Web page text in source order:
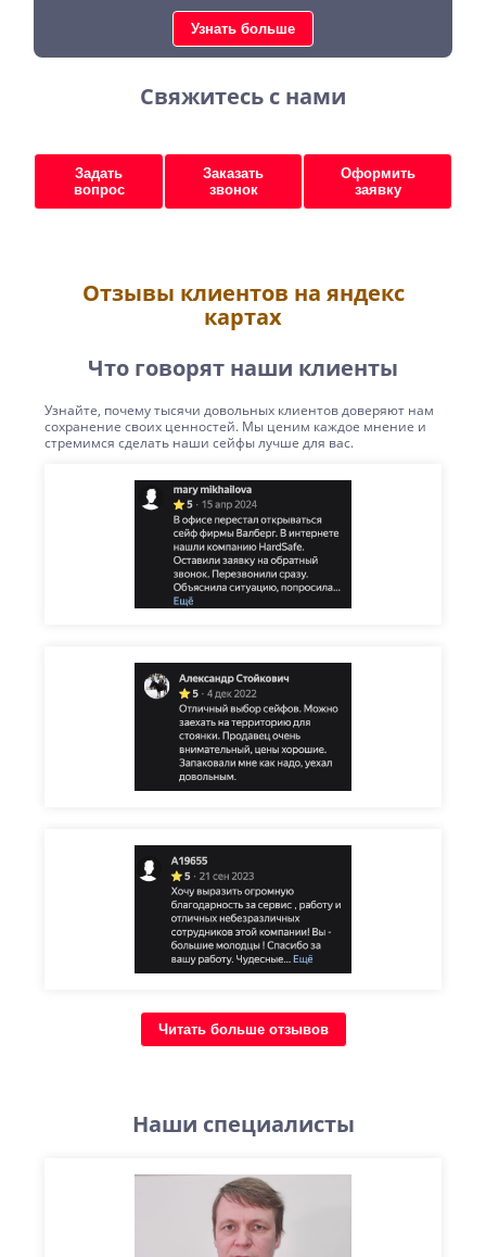
Узнать больше
Свяжитесь с нами
Задать
вопрос
Заказать
звонок
Оформить
заявку
Отзывы клиентов на яндекс
картах
Что говорят наши клиенты
Узнайте, почему тысячи довольных клиентов доверяют нам
сохранение своих ценностей. Мы ценим каждое мнение и
стремимся сделать наши сейфы лучше для вас.
Читать больше отзывов
Наши специалисты